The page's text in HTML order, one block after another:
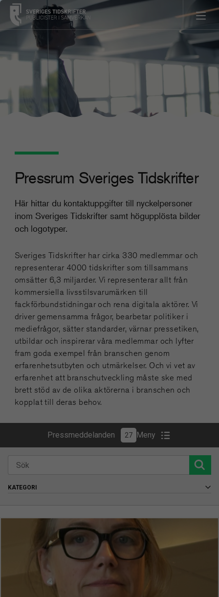
Pressrum Sveriges Tidskrifter
Här hittar du kontaktuppgifter till nyckelpersoner
inom Sveriges Tidskrifter samt högupplösta bilder
och logotyper.
Sveriges Tidskrifter har cirka 330 medlemmar och
representerar 4000 tidskrifter som tillsammans
omsätter 6,3 miljarder. Vi representerar allt från
kommersiella livsstilsvarumärken till
fackförbundstidningar och rena digitala aktörer. Vi
driver gemensamma frågor, bearbetar politiker i
mediefrågor, sätter standarder, värnar pressetiken,
utbildar och inspirerar våra medlemmar och lyfter
fram goda exempel från branschen genom
erfarenhetsutbyten och utmärkelser. Och vi vet av
erfarenhet att branschutveckling måste ske med
brett stöd av de olika aktörerna i branschen och
kopplat till deras behov.